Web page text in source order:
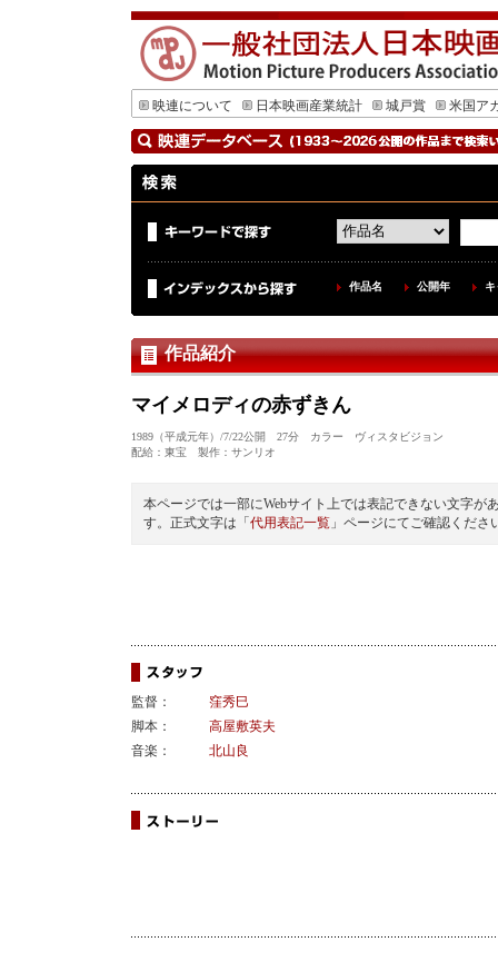
映連について 日本映画産業統計 城戸賞 米国ア
作品名 公開年
作品紹介
マイメロディの赤ずきん
1989（平成元年）/7/22公開 27分 カラー ヴィスタビジョン
配給：東宝 製作：サンリオ
本ページでは一部にWebサイト上では表記できない文字が
す。正式文字は「 代用表記一覧」ページにてご確認くださ
監督：
窪秀巳
脚本：
高屋敷英夫
音楽：
北山良